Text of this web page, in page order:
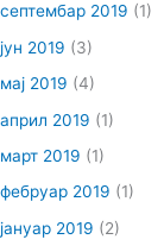
септембар 2019 (1)
јун 2019 (3)
мај 2019 (4)
април 2019 (1)
март 2019 (1)
фебруар 2019 (1)
јануар 2019 (2)